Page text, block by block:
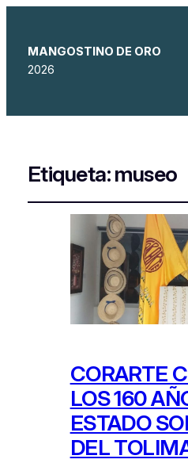
MANGOSTINO DE ORO
2026
Etiqueta:museo
CORARTE
LOS 160
ESTADO
DEL